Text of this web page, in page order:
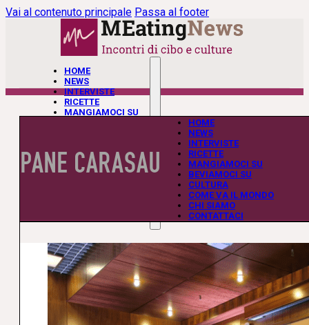
Vai al contenuto principale Passa al footer
HOME
NEWS
INTERVISTE
RICETTE
MANGIAMOCI SU
CHI SIAMO
CONTATTACI
HOME
NEWS
INTERVISTE
RICETTE
MANGIAMOCI SU
BEVIAMOCI SU
CULTURA
COME VA IL MONDO
CHI SIAMO
CONTATTACI
PANE CARASAU